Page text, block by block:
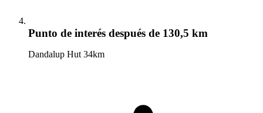
Punto de interés después de 130,5 km
Dandalup Hut 34km